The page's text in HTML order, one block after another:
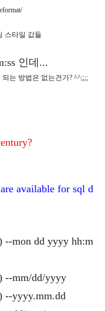
스타일 값들
인데...
되는 방법은 없는건가? ^^;;;;
available for sql d
--mon dd yyyy hh:m
--mm/dd/yyyy
--yyyy.mm.dd